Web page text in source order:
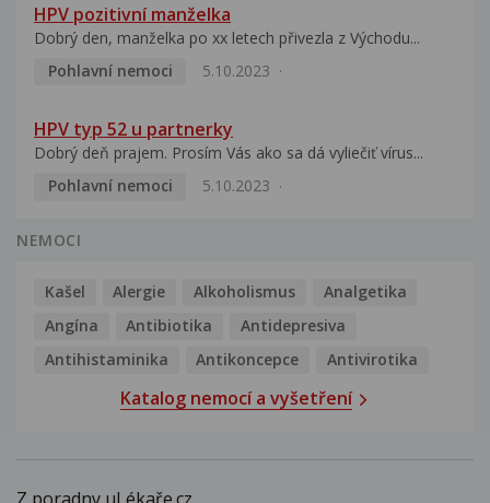
HPV pozitivní manželka
Dobrý den, manželka po xx letech přivezla z Východu...
Pohlavní nemoci
5.10.2023
HPV typ 52 u partnerky
Dobrý deň prajem. Prosím Vás ako sa dá vyliečiť vírus...
Pohlavní nemoci
5.10.2023
NEMOCI
Kašel Alergie Alkoholismus
Analgetika
Angína
Antibiotika
Antidepresiva
Antihistaminika
Antikoncepce Antivirotika
Katalog nemocí a vyšetření